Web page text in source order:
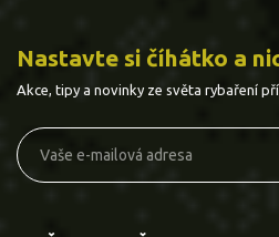
Nastavte si číhátko a
Akce, tipy a novinky ze světa rybaření